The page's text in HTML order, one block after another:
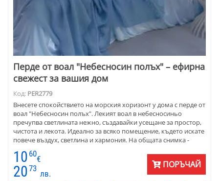
Перде от воал "Небесносин полъх" – ефирна
свежест за вашия дом
Код: PER2779
Внесете спокойствието на морския хоризонт у дома с перде от
воал "Небесносин полъх". Лекият воал в небесносиньо
пречупва светлината нежно, създавайки усещане за простор,
чистота и лекота. Идеално за всяко помещение, където искате
повече въздух, светлина и хармония. На общата снимка -
номер 5.
10 60
€
2073
лв.
ПОРЪЧАЙ